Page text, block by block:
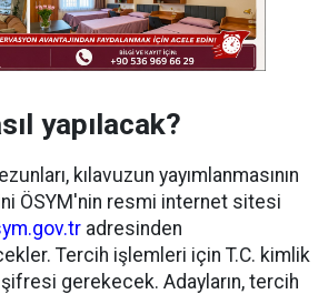
yapılacak?
kılavuzun yayımlanmasının
ÖSYM'nin resmi internet sitesi
adresinden
Tercih işlemleri için T.C. kimlik
gerekecek. Adayların, tercih